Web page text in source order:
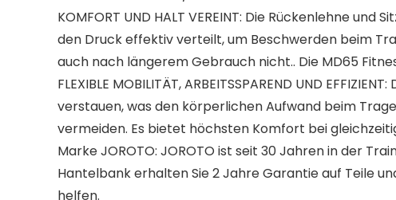
KOMFORT UND HALT VEREINT: Die Rückenlehne
den Druck effektiv verteilt, um Beschwerden beim
auch nach längerem Gebrauch nicht.. Die MD65
FLEXIBLE MOBILITÄT, ARBEITSSPAREND UND
verstauen, was den körperlichen Aufwand beim
vermeiden. Es bietet höchsten Komfort bei
Marke JOROTO: JOROTO ist seit 30 Jahren in der
Hantelbank erhalten Sie 2 Jahre Garantie auf Teile
helfen.